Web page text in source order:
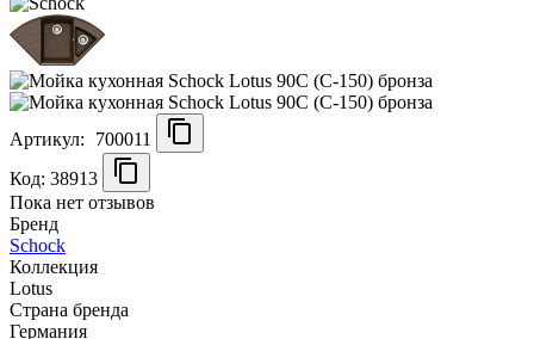
Артикул:
700011
Код: 38913
Пока нет отзывов
Бренд
Schock
Коллекция
Lotus
Страна бренда
Германия